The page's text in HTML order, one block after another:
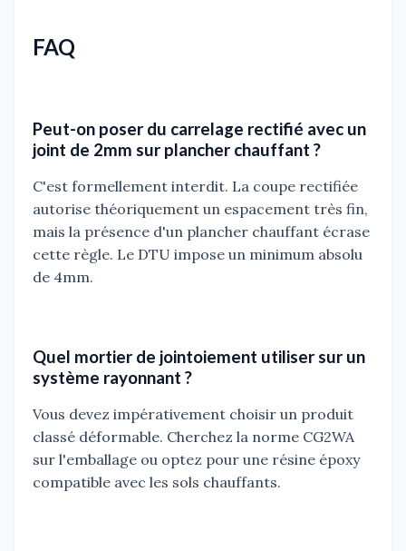
FAQ
Peut-on poser du carrelage rectifié avec un
joint de 2mm sur plancher chauffant ?
C'est formellement interdit. La coupe rectifiée
autorise théoriquement un espacement très fin,
mais la présence d'un plancher chauffant écrase
cette règle. Le DTU impose un minimum absolu
de 4mm.
Quel mortier de jointoiement utiliser sur un
système rayonnant ?
Vous devez impérativement choisir un produit
classé déformable. Cherchez la norme CG2WA
sur l'emballage ou optez pour une résine époxy
compatible avec les sols chauffants.